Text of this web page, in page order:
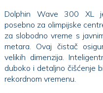
Dolphin Wave 300 XL
posebno za olimpijske centre,
za slobodno vreme s
metara. Ovaj čistač osigurava
velikih dimenzija.
duboko i detaljno čišćenje bilo kojeg oblika ili vrste bazena u
rekordnom vremenu.